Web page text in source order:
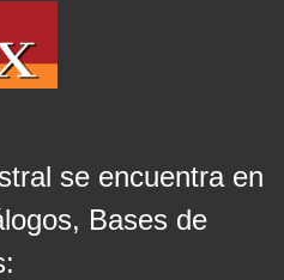
se encuentra en
Bases de